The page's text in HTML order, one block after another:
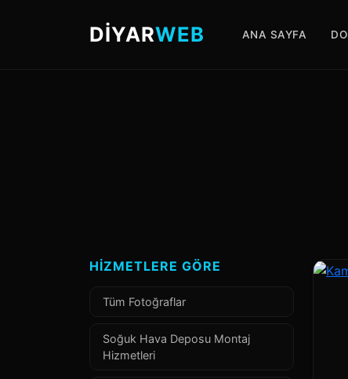
DİYARWEB ANA SAYFA
HIZMETLERE GÖRE
Tüm Fotoğraflar
Soğuk Hava Deposu Montaj
Hizmetleri